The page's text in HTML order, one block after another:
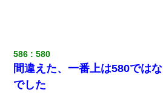
見てから実家を出た。それから15年、
くもう堕胎できない月なんだと母から
タあんてな
586 580
間違えた、一番上は580では
でした